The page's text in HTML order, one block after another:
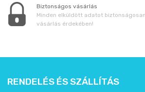
Biztonságos vásárlás
Minden elküldött adatot
vásárlás érdekében!
RENDELÉS ÉS SZÁLLÍTÁS